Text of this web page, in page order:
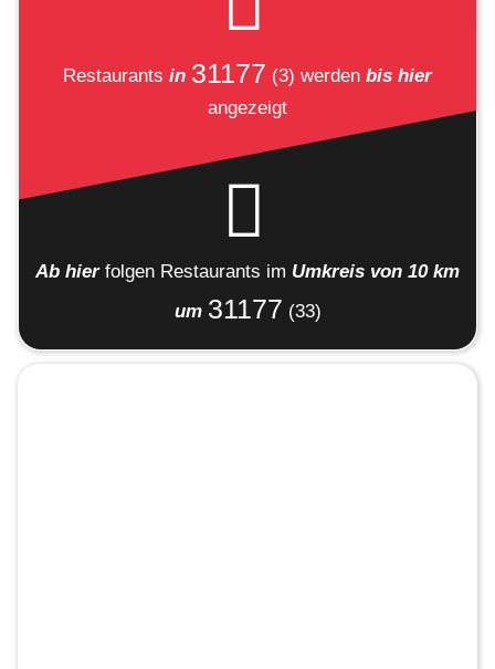
Restaurants in 31177 (3) werden bis hier
angezeigt
Ab hier folgen Restaurants im Umkreis von 10 km
um 31177 (33)